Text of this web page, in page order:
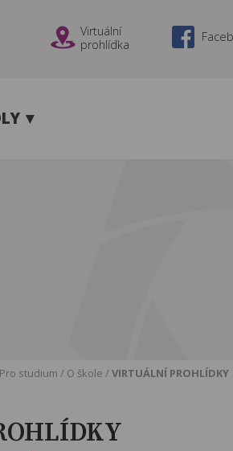
Virtuální
prohlídka
Pro studium / O škole / VIRTUÁLNÍ PROHLÍDKY